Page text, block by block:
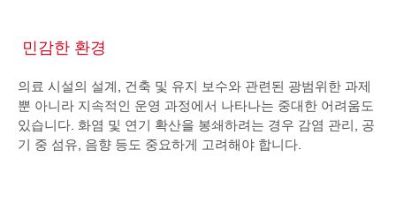
민감한 환경
의료 시설의 설계, 건축 및 유지 보수와 관련된 광범위한 과제
뿐 아니라 지속적인 운영 과정에서 나타나는 중대한 어려움도
있습니다. 화염 및 연기 확산을 봉쇄하려는 경우 감염 관리, 공
기 중 섬유, 음향 등도 중요하게 고려해야 합니다.